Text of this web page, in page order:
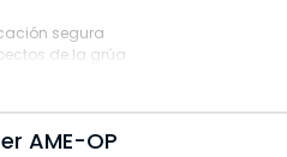
segura
de la grúa
AME-OP